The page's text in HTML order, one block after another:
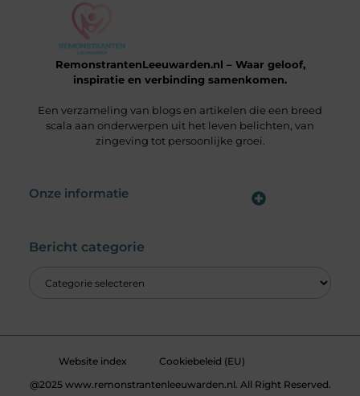
RemonstrantenLeeuwarden.nl – Waar geloof,
inspiratie en verbinding samenkomen.
Een verzameling van blogs en artikelen die een breed
scala aan onderwerpen uit het leven belichten, van
zingeving tot persoonlijke groei.
Onze informatie
Bericht categorie
Website index
Cookiebeleid (EU)
@2025 www.remonstrantenleeuwarden.nl. All Right Reserved.